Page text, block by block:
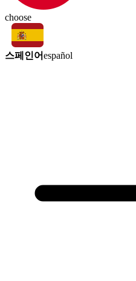
choose
스페인어español